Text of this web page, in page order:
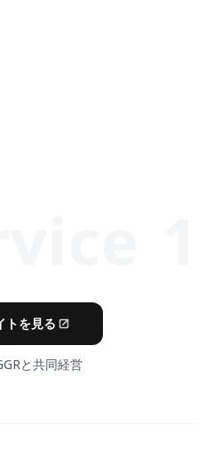
トを見る
と共同経営